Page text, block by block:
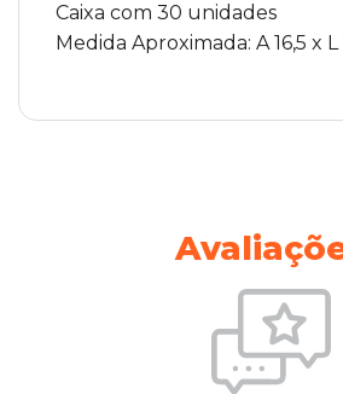
Caixa com 30 unidades
Medida Aproximada: A 16,5 x L